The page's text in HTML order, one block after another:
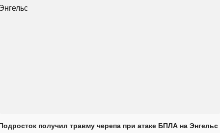
получил травму черепа при атаке БПЛА на Энгельс